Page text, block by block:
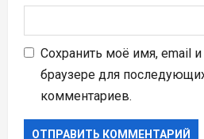
Сохранить моё имя, email
браузере для
комментариев.